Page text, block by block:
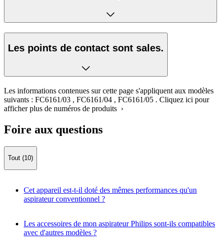
Les points de contact sont sales.
Les informations contenues sur cette page s'appliquent aux modèles
suivants : FC6161/03 , FC6161/04 , FC6161/05 . Cliquez ici pour
afficher plus de numéros de produits ›
Foire aux questions
Tout (10)
Cet appareil est-t-il doté des mêmes performances qu'un
aspirateur conventionnel ?
Les accessoires de mon aspirateur Philips sont-ils compatibles
avec d'autres modèles ?